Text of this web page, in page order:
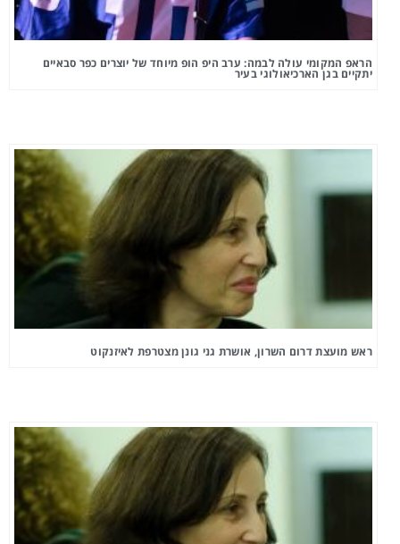
הראפ המקומי עולה לבמה: ערב היפ הופ מיוחד של יוצרים כפר סבאיים
יתקיים בגן הארכיאולוגי בעיר
ראש מועצת דרום השרון, אושרת גני גונן מצטרפת לאיזנקוט